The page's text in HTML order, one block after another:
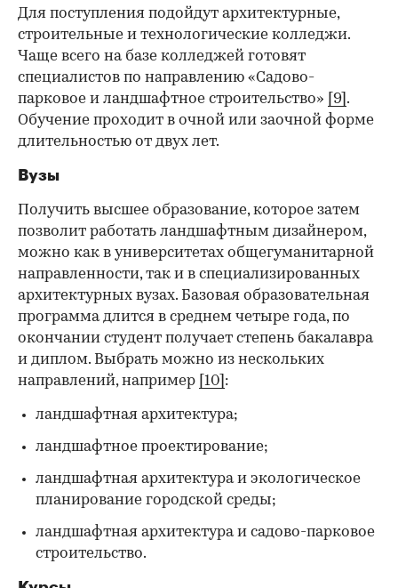
Для поступления подойдут архитектурные,
строительные и технологические колледжи.
Чаще всего на базе колледжей готовят
специалистов по направлению «Садово-
парковое и ландшафтное строительство»
[9] .
Обучение проходит в очной или заочной форме
длительностью от двух лет.
Вузы
Получить высшее образование, которое затем
позволит работать ландшафтным дизайнером,
можно как в университетах общегуманитарной
направленности, так и в специализированных
архитектурных вузах. Базовая образовательная
программа длится в среднем четыре года, по
окончании студент получает степень бакалавра
и диплом. Выбрать можно из нескольких
направлений, например [10] :
ландшафтная архитектура;
ландшафтное проектирование;
ландшафтная архитектура и экологическое
планирование городской среды;
ландшафтная архитектура и садово-парковое
строительство.